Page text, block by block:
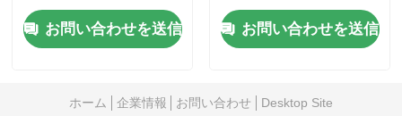
リューション
お問い合わせを送信
ュール式ビデオパネル
お問い合わせを送信
ホーム 企業情報 お問い合わせ
Desktop Site